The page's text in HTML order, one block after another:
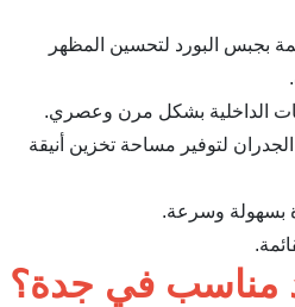
بجبس البورد لتحسين المظهر
الداخلية بشكل مرن وعصري.
لتوفير مساحة تخزين أنيقة
بسهولة وسرعة.
مناسب في جدة؟